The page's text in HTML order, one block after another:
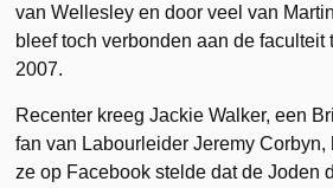
van Wellesley en door veel van
bleef toch verbonden aan de faculteit
2007.
Recenter kreeg Jackie Walker, een
fan van Labourleider Jeremy Corbyn,
ze op Facebook stelde dat de Joden